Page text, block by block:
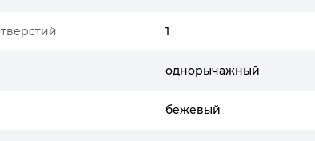
1
однорычажный
бежевый